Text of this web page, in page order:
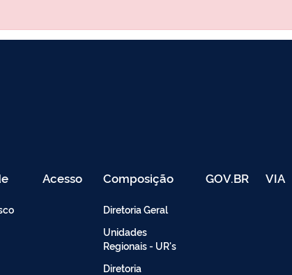
Acesso Composição
Diretoria Geral
Unidades
Regionais - UR's
Diretoria
GOV.BR VIA